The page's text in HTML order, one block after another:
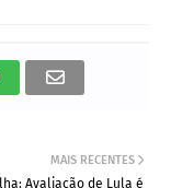
MAIS RECENTES
Avaliação de Lula é